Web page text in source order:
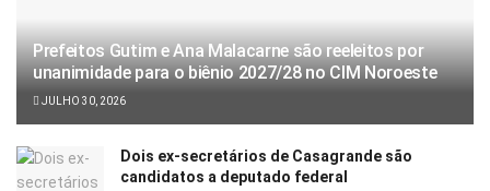
Prefeitos Gutim e Ana Malacarne são reeleitos por
unanimidade para o biênio 2027/28 no CIM Noroeste
JULHO 30, 2026
Dois ex-secretários de Casagrande são
candidatos a deputado federal